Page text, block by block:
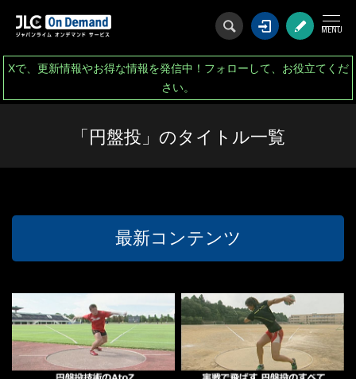
ログイン会
Xで、更新情報やお得な情報を発信中！フォローして、お役立てくだ
さい。
「円盤投」のタイトル一覧
最新コンテンツ